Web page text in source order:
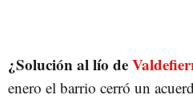
¿Solución al lío de
enero el barrio cerró un